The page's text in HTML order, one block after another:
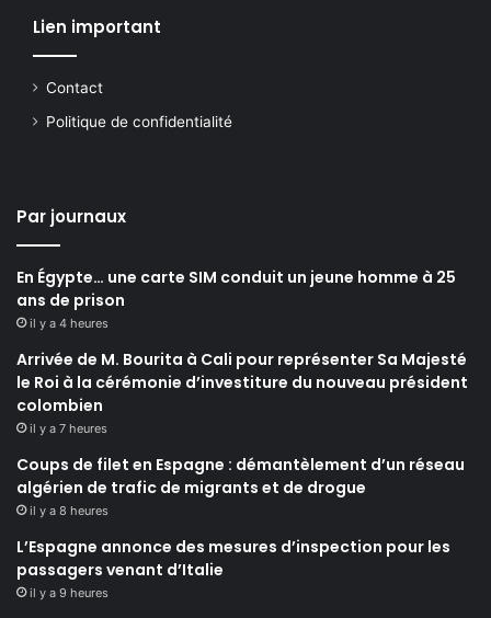
Lien important
Contact
Politique de confidentialité
Par journaux
En Égypte… une carte SIM conduit un jeune homme à 25
ans de prison
il y a 4 heures
Arrivée de M. Bourita à Cali pour représenter Sa Majesté
le Roi à la cérémonie d’investiture du nouveau président
colombien
il y a 7 heures
Coups de filet en Espagne : démantèlement d’un réseau
algérien de trafic de migrants et de drogue
il y a 8 heures
L’Espagne annonce des mesures d’inspection pour les
passagers venant d’Italie
il y a 9 heures